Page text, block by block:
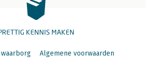
KENNIS MAKEN
Algemene voorwaarden